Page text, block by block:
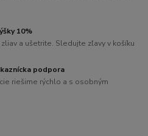
10%
a ušetrite. Sledujte zľavy v košíku
podpora
riešime rýchlo a s osobným